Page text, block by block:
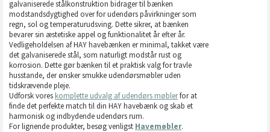
galvaniserede stålkonstruktion bidrager til bænken
modstandsdygtighed over for udendørs påvirkninger som
regn, sol og temperaturudsving. Dette sikrer, at bænken
bevarer sin æstetiske appel og funktionalitet år efter år.
Vedligeholdelsen af HAY havebænken er minimal, takket være
det galvaniserede stål, som naturligt modstår rust og
korrosion. Dette gør bænken til et praktisk valg for travle
husstande, der ønsker smukke udendørsmøbler uden
tidskrævende pleje.
Udforsk vores komplette udvalg af udendørs møblerfor at
finde det perfekte match til din HAY havebænk og skab et
harmonisk og indbydende udendørs rum.
For lignende produkter, besøg venligst Havemøbler.